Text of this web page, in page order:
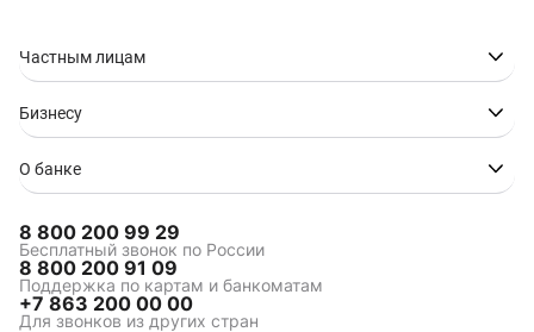
Частным лицам
Бизнесу
О банке
8 800 200 99 29
Бесплатный звонок по России
8 800 200 91 09
Поддержка по картам и банкоматам
+7 863 200 00 00
Для звонков из других стран